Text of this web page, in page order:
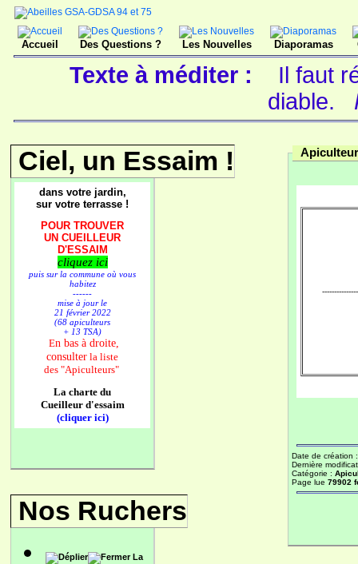
Accueil Des Questions ? Les Nouvelles Diaporamas
Texte à méditer :
Il faut
diable.
Ciel, un Essaim !
dans votre jardin,
sur votre terrasse !
POUR TROUVER
UN CUEILLEUR
D'ESSAIM
cliquez ici
puis sur la commune où vous
habitez
------
mise à jour le
21 février 2022
(68 apiculteurs
+ 13 TSA)
En bas à droite,
consulter la liste
des "Apiculteurs"
La charte du
Cueilleur d'essaim
(cliquer ici)
Nos Ruchers
La
Date de création
Dernière
Catégorie :
Page lue 79902